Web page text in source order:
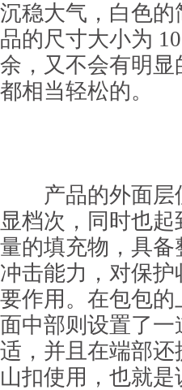
沉稳大气，白色
品的尺寸大小为
余，又不会有明
都相当轻松的。
产品的外面层
显档次，同时也
量的填充物，具
冲击能力，对保护
要作用。在包包的
面中部则设置了
适，并且在端部
山扣使用，也就